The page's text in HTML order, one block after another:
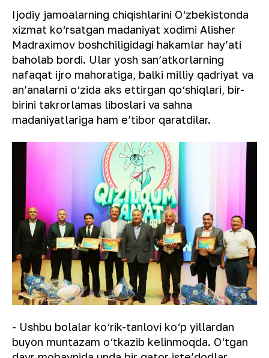
Ijodiy jamoalarning chiqishlarini O‘zbekistonda
xizmat ko‘rsatgan madaniyat xodimi Alisher
Madraximov boshchiligidagi hakamlar hayʼati
baholab bordi. Ular yosh sanʼatkorlarning
nafaqat ijro mahoratiga, balki milliy qadriyat va
anʼanalarni o‘zida aks ettirgan qo‘shiqlari, bir-
birini takrorlamas liboslari va sahna
madaniyatlariga ham eʼtibor qaratdilar.
- Ushbu bolalar ko‘rik-tanlovi ko‘p yillardan
buyon muntazam o‘tkazib kelinmoqda. O‘tgan